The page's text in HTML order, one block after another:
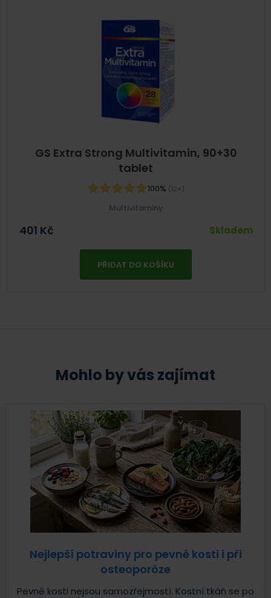
GS Extra Strong Multivitamin, 90+30
tablet
100% (12×)
Multivitaminy
401 Kč Skladem
PŘIDAT DO KOŠÍKU
Mohlo by vás zajímat
Nejlepší potraviny pro pevné kosti i při
osteoporóze
Pevné kosti nejsou samozřejmostí. Kostní tkáň se po